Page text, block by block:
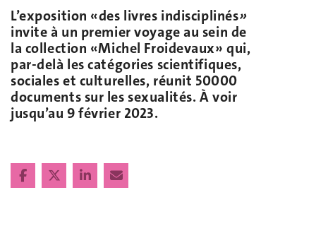
L’exposition «des livres indisciplinés»
invite à un premier voyage au sein de
la collection «Michel Froidevaux» qui,
par-delà les catégories scientifiques,
sociales et culturelles, réunit 50000
documents sur les sexualités. À voir
jusqu’au 9 février 2023.